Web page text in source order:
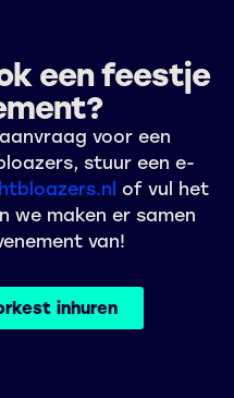
een feestje
voor een
stuur een e-
of vul het
we maken er samen
van!
inhuren